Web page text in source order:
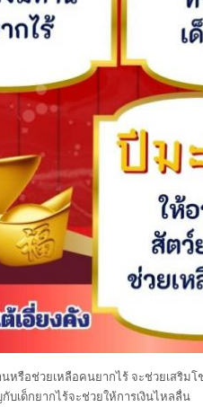
หรือช่วยเหลือคนยากไร้ จะช่วยเสริมโ
เด็กยากไร้จะช่วยให้การเงินไหลลื่น